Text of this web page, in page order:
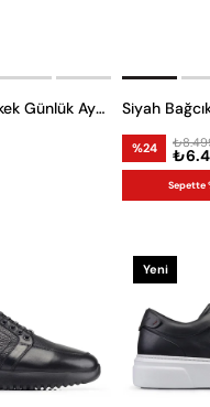
Siyah Bağcıklı Erkek Günlük Ayakkabı
%24
Sepette
Yeni